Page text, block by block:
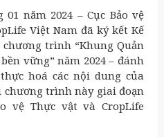
năm 2024 – Cục Bảo vệ
Việt Nam đã ký kết Kế
trình “Khung Quản
vững” năm 2024 – đánh
hoá các nội dung của
trình này giai đoạn
vệ Thực vật và CropLife